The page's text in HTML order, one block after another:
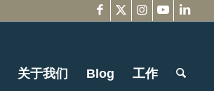
关于我们 Blog 工作